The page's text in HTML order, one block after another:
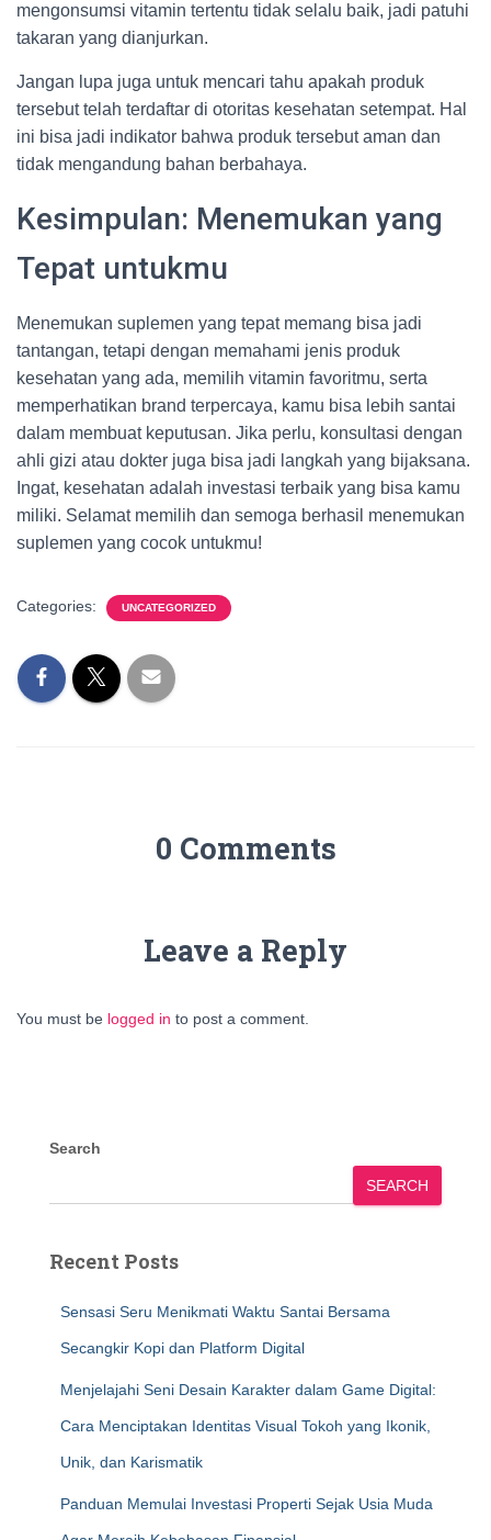
mengonsumsi vitamin tertentu tidak selalu baik, jadi patuhi
takaran yang dianjurkan.
Jangan lupa juga untuk mencari tahu apakah produk
tersebut telah terdaftar di otoritas kesehatan setempat. Hal
ini bisa jadi indikator bahwa produk tersebut aman dan
tidak mengandung bahan berbahaya.
Kesimpulan: Menemukan yang
Tepat untukmu
Menemukan suplemen yang tepat memang bisa jadi
tantangan, tetapi dengan memahami jenis produk
kesehatan yang ada, memilih vitamin favoritmu, serta
memperhatikan brand terpercaya, kamu bisa lebih santai
dalam membuat keputusan. Jika perlu, konsultasi dengan
ahli gizi atau dokter juga bisa jadi langkah yang bijaksana.
Ingat, kesehatan adalah investasi terbaik yang bisa kamu
miliki. Selamat memilih dan semoga berhasil menemukan
suplemen yang cocok untukmu!
Categories: UNCATEGORIZED
0 Comments
Leave a Reply
You must be logged in to post a comment.
Search
SEARCH
Recent Posts
Sensasi Seru Menikmati Waktu Santai Bersama
Secangkir Kopi dan Platform Digital
Menjelajahi Seni Desain Karakter dalam Game Digital:
Cara Menciptakan Identitas Visual Tokoh yang Ikonik,
Unik, dan Karismatik
Panduan Memulai Investasi Properti Sejak Usia Muda